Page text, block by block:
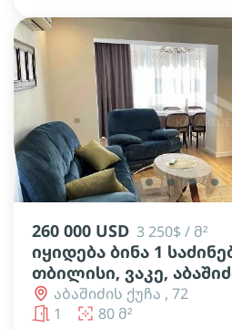
lens lens lens lens lens
260 000 USD 3 250$ / მ²
იყიდება ბინა 1
თბილისი, ვაკე,
აბაშიძის ქუჩა , 72
1
80 მ²